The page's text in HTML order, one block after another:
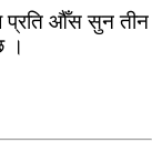
प्रति औँस सुन तीन
।